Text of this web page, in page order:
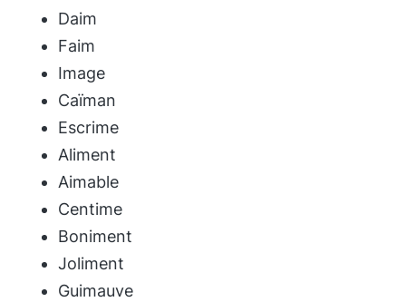
Daim
Faim
Image
Caïman
Escrime
Aliment
Aimable
Centime
Boniment
Joliment
Guimauve